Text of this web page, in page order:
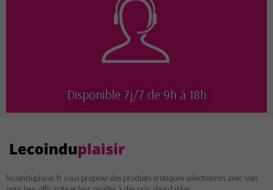
Disponible 7j/7 de 9h à 18h
lecoinduplaisir.fr vous propose des produits érotiques sélectionnés avec soin